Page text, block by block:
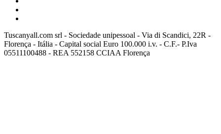
Tuscanyall.com srl - Sociedade unipessoal - Via di Scandici, 22R -
Florença - Itália - Capital social Euro 100.000 i.v. - C.F.- P.Iva
05511100488 - REA 552158 CCIAA Florença